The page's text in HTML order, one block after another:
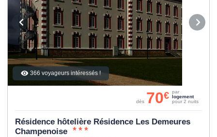
366 voyageurs intéressés !
Résidence hôtelière Résidence Les Demeures
Champenoise
dès 70€ par
logement
pour 2 nuits